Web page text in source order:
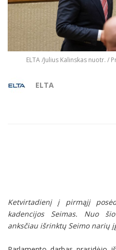
ELTA /Julius Kalinskas nuotr. /
ELTA
Ketvirtadienį į pirmąjį
kadencijos Seimas. Nuo
anksčiau išrinktų Seimo narių